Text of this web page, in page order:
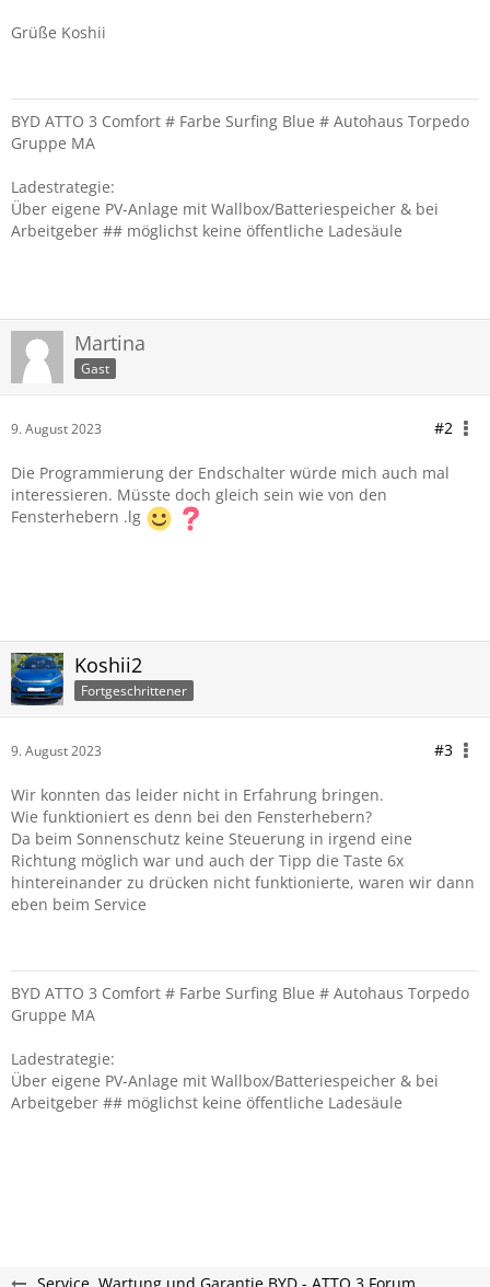
Grüße Koshii
BYD ATTO 3 Comfort # Farbe Surfing Blue # Autohaus Torpedo
Gruppe MA
Ladestrategie:
Über eigene PV-Anlage mit Wallbox/Batteriespeicher & bei
Arbeitgeber ## möglichst keine öffentliche Ladesäule
Martina
Gast
9. August 2023 #2
Die Programmierung der Endschalter würde mich auch mal
interessieren. Müsste doch gleich sein wie von den
Fensterhebern .lg
Koshii2
Fortgeschrittener
9. August 2023 #3
Wir konnten das leider nicht in Erfahrung bringen.
Wie funktioniert es denn bei den Fensterhebern?
Da beim Sonnenschutz keine Steuerung in irgend eine
Richtung möglich war und auch der Tipp die Taste 6x
hintereinander zu drücken nicht funktionierte, waren wir dann
eben beim Service
BYD ATTO 3 Comfort # Farbe Surfing Blue # Autohaus Torpedo
Gruppe MA
Ladestrategie:
Über eigene PV-Anlage mit Wallbox/Batteriespeicher & bei
Arbeitgeber ## möglichst keine öffentliche Ladesäule